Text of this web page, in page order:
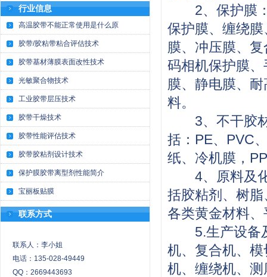
行业信息
高温胶带不能正常使用是什么原
胶带/胶粘带粘合评估技术
胶带基材薄膜表面改性技术
光敏聚合物技术
工业胶带层压技术
胶带干燥技术
胶带性能评估技术
胶带胶粘剂设计技术
保护膜胶带离型剂性能简介
宝丽板贴膜
联系方式
联系人：李小姐
电话：135-028-49449
QQ：2669443693
2、保护膜：
保护膜、缠绕
膜、冲压膜、
码相机保护膜
膜、静电膜、
料。
3、不干胶材
括：PE、PVC
纸、冷机膜，
4、原料及化
括胶粘剂、树
各类黄金材料
5.生产设备及
机、复合机、
机、缠绕机、